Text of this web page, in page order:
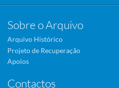
Sobre o Arquivo
Arquivo Histórico
Projeto de Recuperação
Apoios
Contactos